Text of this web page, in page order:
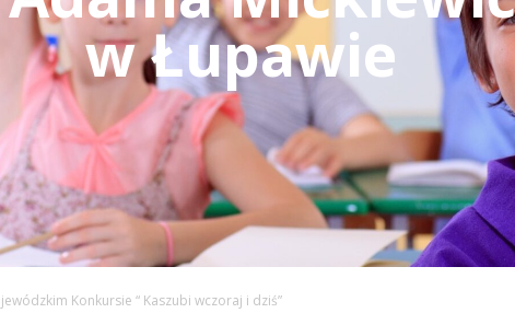
w Łupawie
Konkursie “ Kaszubi wczoraj i dziś”